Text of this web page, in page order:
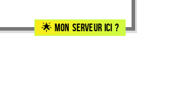
Mon serveur ici ?